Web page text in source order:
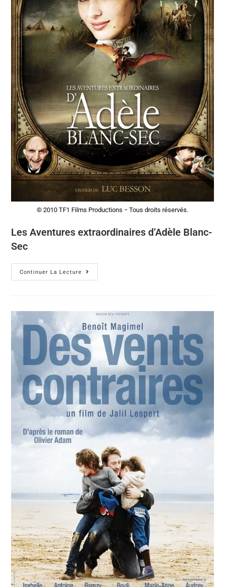
© 2010 TF1 Films Productions − Tous droits réservés.
Les Aventures extraordinaires d’Adèle Blanc-
Sec
Continuer La Lecture